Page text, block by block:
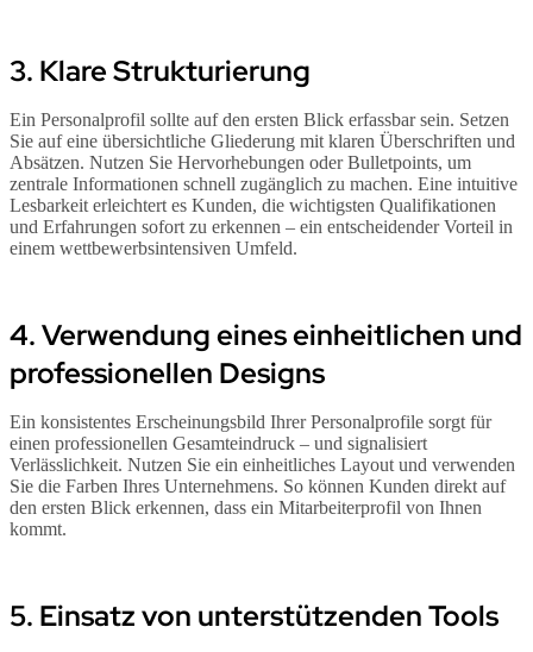
3. Klare Strukturierung
Ein Personalprofil sollte auf den ersten Blick erfassbar sein. Setzen
Sie auf eine übersichtliche Gliederung mit klaren Überschriften und
Absätzen. Nutzen Sie Hervorhebungen oder Bulletpoints, um
zentrale Informationen schnell zugänglich zu machen. Eine intuitive
Lesbarkeit erleichtert es Kunden, die wichtigsten Qualifikationen
und Erfahrungen sofort zu erkennen – ein entscheidender Vorteil in
einem wettbewerbsintensiven Umfeld.
4. Verwendung eines einheitlichen und
professionellen Designs
Ein konsistentes Erscheinungsbild Ihrer Personalprofile sorgt für
einen professionellen Gesamteindruck – und signalisiert
Verlässlichkeit. Nutzen Sie ein einheitliches Layout und verwenden
Sie die Farben Ihres Unternehmens. So können Kunden direkt auf
den ersten Blick erkennen, dass ein Mitarbeiterprofil von Ihnen
kommt.
5. Einsatz von unterstützenden Tools